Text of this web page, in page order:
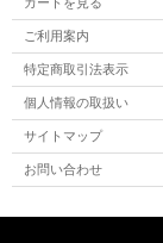
ご利用案内
特定商取引法表示
個人情報の取扱い
サイトマップ
お問い合わせ